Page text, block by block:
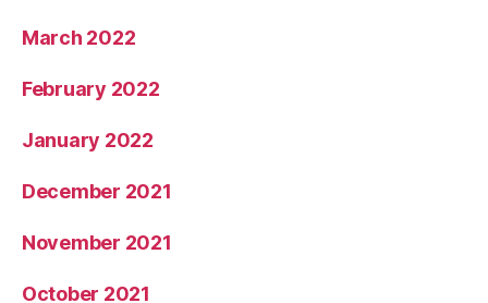
March 2022
February 2022
January 2022
December 2021
November 2021
October 2021